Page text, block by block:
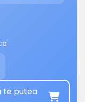
te putea
